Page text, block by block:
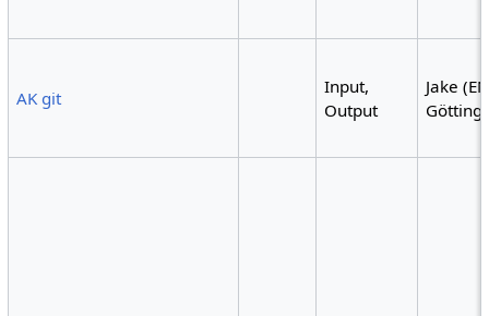
AK git
Input,
Output
Jake